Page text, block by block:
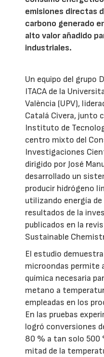
emisiones directas
carbono generado
alto valor añadido
industriales.
Un equipo del grupo
ITACA de la
València (UPV),
Catalá Civera, junto
Instituto de
centro mixto del
Investigaciones
dirigido por José
desarrollado un
producir hidrógeno
utilizando energía
resultados de la
publicados en la
Sustainable
El estudio
microondas permite
química necesaria
metano a
empleadas en los
En las pruebas
logró conversiones
80 % a tan solo 500
mitad de la